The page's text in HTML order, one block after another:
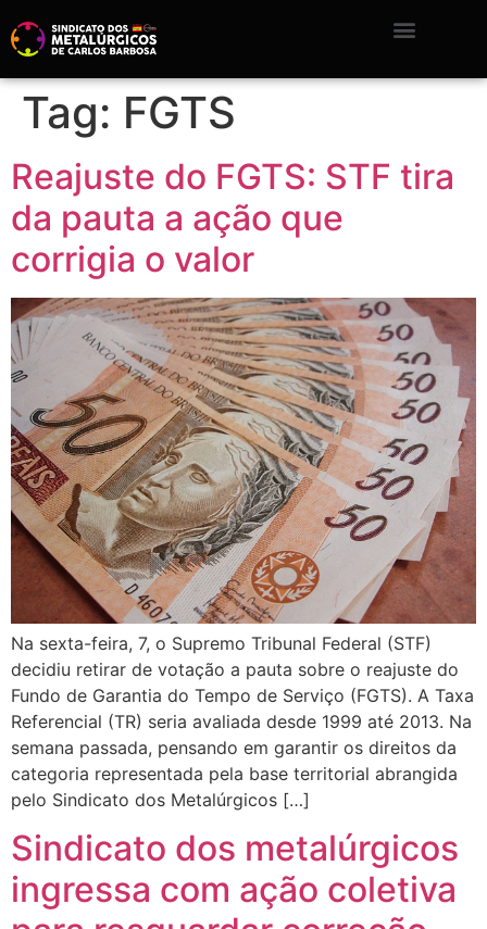
Tag: FGTS
Reajuste do FGTS: STF tira
da pauta a ação que
corrigia o valor
Na sexta-feira, 7, o Supremo Tribunal Federal (STF)
decidiu retirar de votação a pauta sobre o reajuste do
Fundo de Garantia do Tempo de Serviço (FGTS). A Taxa
Referencial (TR) seria avaliada desde 1999 até 2013. Na
semana passada, pensando em garantir os direitos da
categoria representada pela base territorial abrangida
pelo Sindicato dos Metalúrgicos […]
Sindicato dos metalúrgicos
ingressa com ação coletiva